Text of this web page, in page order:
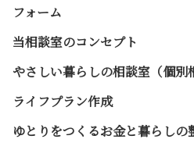
フォーム
当相談室のコンセプト
やさしい暮らしの相談室（個別
ライフプラン作成
ゆとりをつくるお金と暮らしの